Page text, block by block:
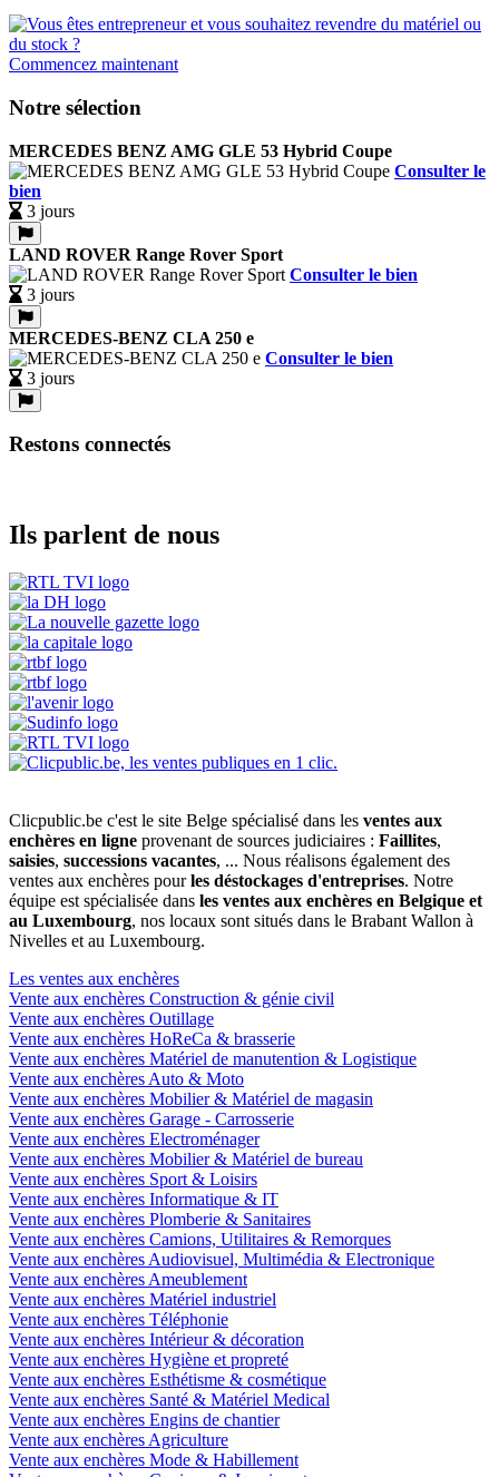
Commencez maintenant
Notre sélection
MERCEDES BENZ AMG GLE 53 Hybrid Coupe
Consulter le
bien
3 jours
LAND ROVER Range Rover Sport
Consulter le bien
3 jours
MERCEDES-BENZ CLA 250 e
Consulter le bien
3 jours
Restons connectés
Ils parlent de nous
Clicpublic.be c'est le site Belge spécialisé dans les ventes aux
enchères en ligne provenant de sources judiciaires : Faillites,
saisies, successions vacantes, ... Nous réalisons également des
ventes aux enchères pourles déstockages d'entreprises. Notre
équipe est spécialisée dans les ventes aux enchères en Belgique et
au Luxembourg, nos locaux sont situés dans le Brabant Wallon à
Nivelles et au Luxembourg.
Les ventes aux enchères
Vente aux enchères Construction & génie civil
Vente aux enchères Outillage
Vente aux enchères HoReCa & brasserie
Vente aux enchères Matériel de manutention & Logistique
Vente aux enchères Auto & Moto
Vente aux enchères Mobilier & Matériel de magasin
Vente aux enchères Garage - Carrosserie
Vente aux enchères Electroménager
Vente aux enchères Mobilier & Matériel de bureau
Vente aux enchères Sport & Loisirs
Vente aux enchères Informatique & IT
Vente aux enchères Plomberie & Sanitaires
Vente aux enchères Camions, Utilitaires & Remorques
Vente aux enchères Audiovisuel, Multimédia & Electronique
Vente aux enchères Ameublement
Vente aux enchères Matériel industriel
Vente aux enchères Téléphonie
Vente aux enchères Intérieur & décoration
Vente aux enchères Hygiène et propreté
Vente aux enchères Esthétisme & cosmétique
Vente aux enchères Santé & Matériel Medical
Vente aux enchères Engins de chantier
Vente aux enchères Agriculture
Vente aux enchères Mode & Habillement